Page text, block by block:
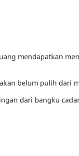
mendapatkan
belum pulih dari
dari bangku